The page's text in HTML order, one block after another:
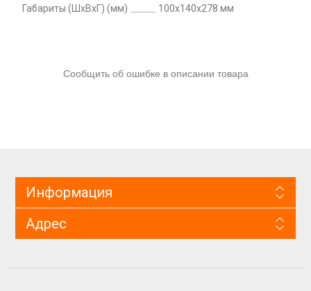
Габариты (ШxВxГ) (мм)
100x140x278 мм
Сообщить об ошибке в описании товара
Информация
Адрес